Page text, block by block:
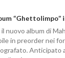
“Ghettolimpo”
nuovo album di
in preorder nei
Anticipato